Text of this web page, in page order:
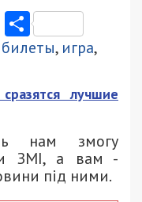
Email
билеты, игра,
лучшие
нам змогу
ЗМІ, а вам -
під ними.